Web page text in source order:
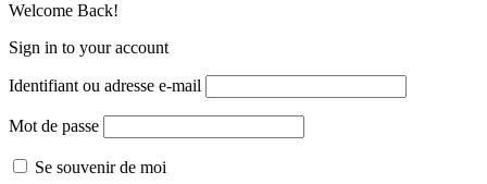
Welcome Back!
Sign in to your account
Identifiant ou adresse e-mail
Mot de passe
Se souvenir de moi